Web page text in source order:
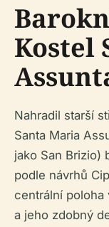
Kostel
Nahradil starší
Santa Maria
jako San Brizio)
podle návrhů
centrální poloha
a jeho zdobný